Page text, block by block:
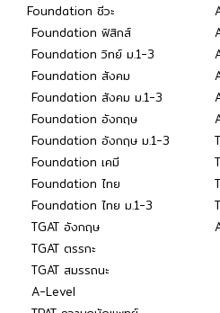
Foundation ชีวะ
Foundation ฟิสิกส์
Foundation วิทย์ ม.1-3
Foundation สังคม
Foundation สังคม ม.1-3
Foundation อังกฤษ
Foundation อังกฤษ ม.1-3
Foundation เคมี
Foundation ไทย
Foundation ไทย ม.1-3
TGAT อังกฤษ
TGAT ตรรกะ
TGAT สมรรถนะ
A-Level